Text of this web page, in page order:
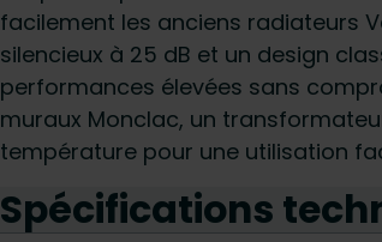
facilement les anciens radiateurs
silencieux à 25 dB et un design
performances élevées sans
muraux Monclac, un
température pour une utilisation
Spécifications